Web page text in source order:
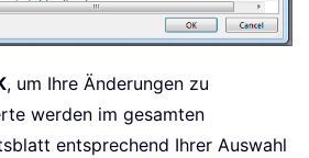
, um Ihre Änderungen zu
werden im gesamten
entsprechend Ihrer Auswahl